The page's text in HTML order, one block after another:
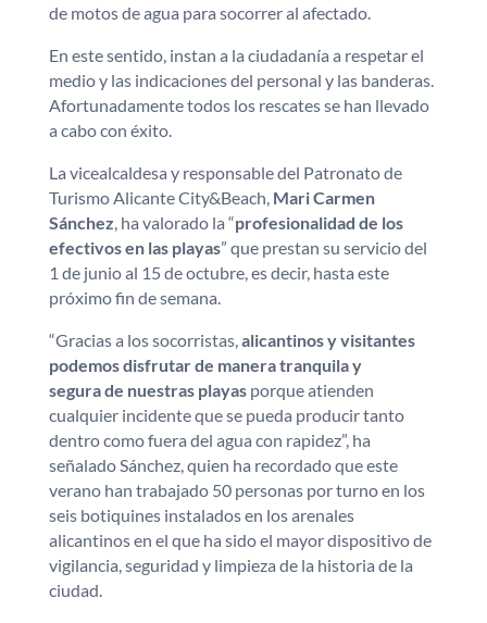
de motos de agua para socorrer al afectado.
En este sentido, instan a la ciudadanía a respetar el
medio y las indicaciones del personal y las banderas.
Afortunadamente todos los rescates se han llevado
a cabo con éxito.
La vicealcaldesa y responsable del Patronato de
Turismo Alicante City&Beach, Mari Carmen
Sánchez, ha valorado la “profesionalidad de los
efectivos en las playas” que prestan su servicio del
1 de junio al 15 de octubre, es decir, hasta este
próximo fin de semana.
“Gracias a los socorristas,alicantinos y visitantes
podemos disfrutar de manera tranquila y
segura de nuestras playas porque atienden
cualquier incidente que se pueda producir tanto
dentro como fuera del agua con rapidez”, ha
señalado Sánchez, quien ha recordado que este
verano han trabajado 50 personas por turno en los
seis botiquines instalados en los arenales
alicantinos en el que ha sido el mayor dispositivo de
vigilancia, seguridad y limpieza de la historia de la
ciudad.